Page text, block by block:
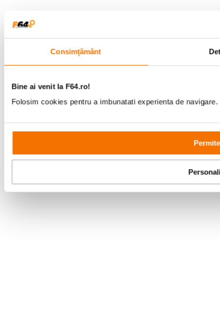
Consimțământ
Bine ai venit la F64.ro!
Folosim cookies pentru a imbunatati experienta de
Copyright © F64 2001 - 2026